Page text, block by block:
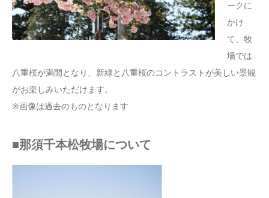
ークに
かけ
て、牧
場では
八重桜が満開となり、新緑と八重桜のコントラストが美しい景観
がお楽しみいただけます。
※画像は過去のものとなります
■那須千本松牧場について